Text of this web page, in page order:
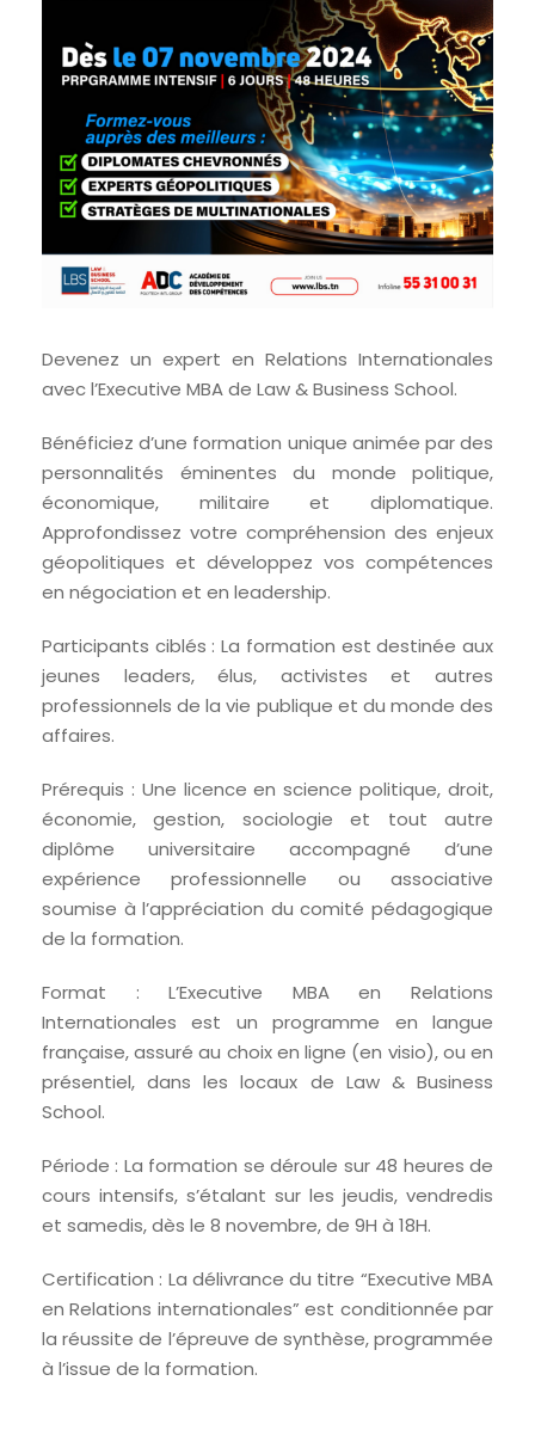
Devenez un expert en Relations Internationales
avec l’Executive MBA de Law & Business School.
Bénéficiez d’une formation unique animée par des
personnalités éminentes du monde politique,
économique, militaire et diplomatique.
Approfondissez votre compréhension des enjeux
géopolitiques et développez vos compétences
en négociation et en leadership.
Participants ciblés : La formation est destinée aux
jeunes leaders, élus, activistes et autres
professionnels de la vie publique et du monde des
affaires.
Prérequis : Une licence en science politique, droit,
économie, gestion, sociologie et tout autre
diplôme universitaire accompagné d’une
expérience professionnelle ou associative
soumise à l’appréciation du comité pédagogique
de la formation.
Format : L’Executive MBA en Relations
Internationales est un programme en langue
française, assuré au choix en ligne (en visio), ou en
présentiel, dans les locaux de Law & Business
School.
Période : La formation se déroule sur 48 heures de
cours intensifs, s’étalant sur les jeudis, vendredis
et samedis, dès le 8 novembre, de 9H à 18H.
Certification : La délivrance du titre “Executive MBA
en Relations internationales” est conditionnée par
la réussite de l’épreuve de synthèse, programmée
à l’issue de la formation.